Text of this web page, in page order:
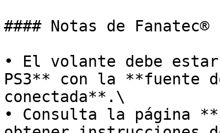
#### Notas de Fanatec®
• El volante debe
PS3** con la **fuente
conectada**.\
• Consulta la página